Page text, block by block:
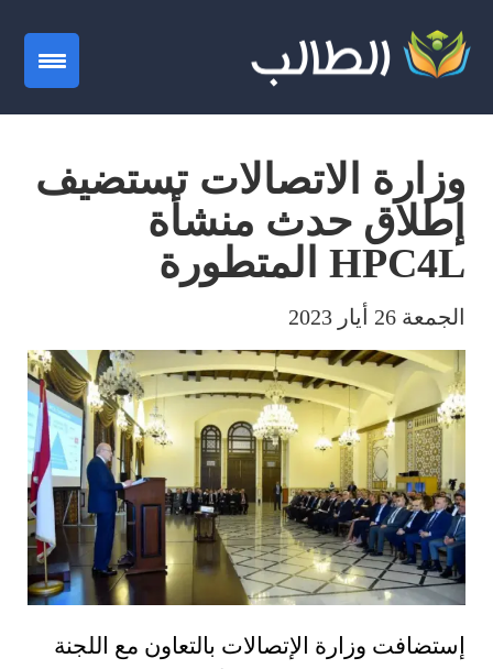
وزارة الاتصالات تستضيف
إطلاق حدث منشأة
HPC4L المتطورة
الجمعة 26 أيار 2023
إستضافت وزارة الإتصالات بالتعاون مع اللجنة